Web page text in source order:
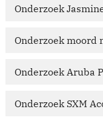
Onderzoek
Onderzoek moord
Onderzoek Aruba
Onderzoek SXM